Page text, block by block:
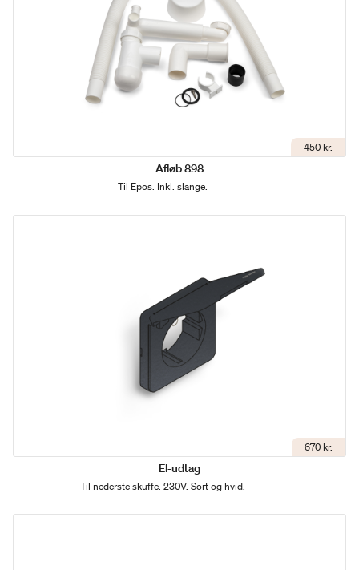
450 kr.
Afløb 898
Til Epos. Inkl. slange.
670 kr.
El-udtag
Til nederste skuffe. 230V. Sort og hvid.